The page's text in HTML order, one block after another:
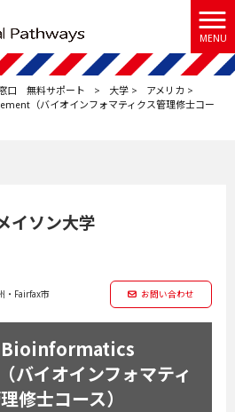
MENU
口 無料サポート > 大学 > アメリカ >
（バイオインフォマティクス管理修士コー
イソン大学
・Fairfax市 お問い合わせ
Bioinformatics
イオインフォマティ
修士コース）